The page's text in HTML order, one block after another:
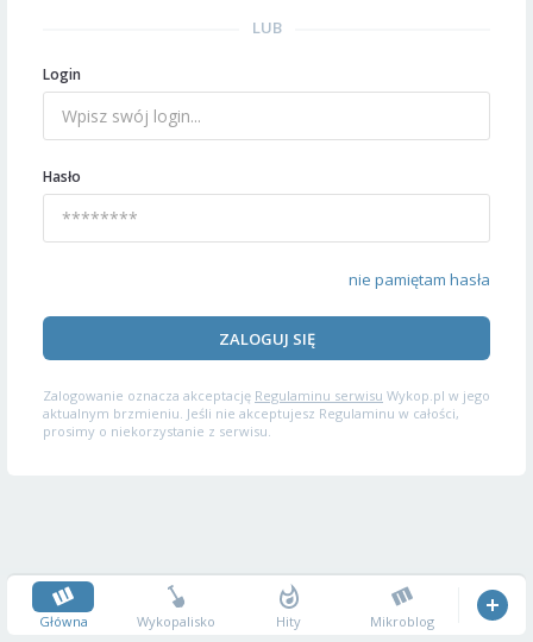
LUB
Login
Hasło
nie pamiętam hasła
ZALOGUJ SIĘ
Zalogowanie oznacza akceptację Regulaminu serwisu Wykop.pl w jego
aktualnym brzmieniu. Jeśli nie akceptujesz Regulaminu w całości,
prosimy o niekorzystanie z serwisu.
Główna Wykopalisko Hity Mikroblog